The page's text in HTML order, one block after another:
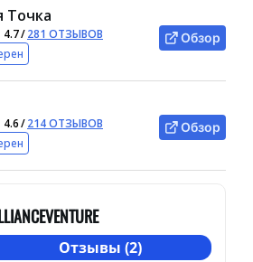
Точка
4.7/281 ОТЗЫВОВ
Обзор
4.6/214 ОТЗЫВОВ
Обзор
Отзывы (2)